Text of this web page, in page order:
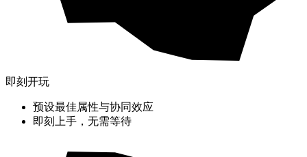
即刻开玩
预设最佳属性与协同效应
即刻上手，无需等待